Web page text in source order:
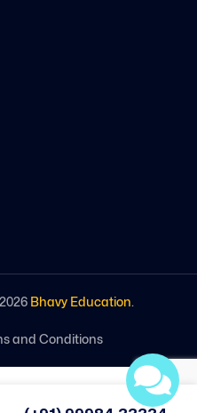
2026 Bhavy Education.
and Conditions